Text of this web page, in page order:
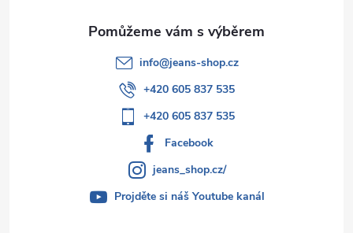
info@jeans-shop.cz
+420 605 837 535
+420 605 837 535
Facebook
jeans_shop.cz/
Projděte si náš Youtube kanál